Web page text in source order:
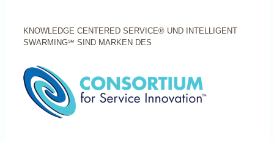
KNOWLEDGE CENTERED SERVICE® UND INTELLIGENT
SWARMING℠ SIND MARKEN DES